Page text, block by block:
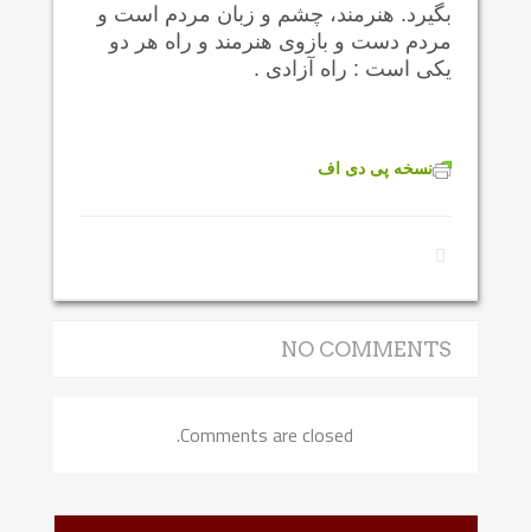
بگیرد. هنرمند، چشم و زبان مردم است و
مردم دست و بازوی هنرمند و راه هر دو
یکی است : راه آزادی .
نسخه پی دی اف
NO COMMENTS
Comments are closed.